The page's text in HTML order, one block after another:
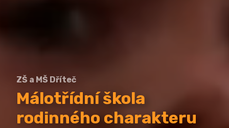
ZŠ a MŠ Dříteč
Málotřídní škola
rodinného charakteru